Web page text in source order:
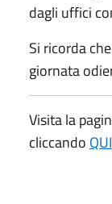
dagli uffici
Si ricorda
giornata
Visita la
cliccando QUI